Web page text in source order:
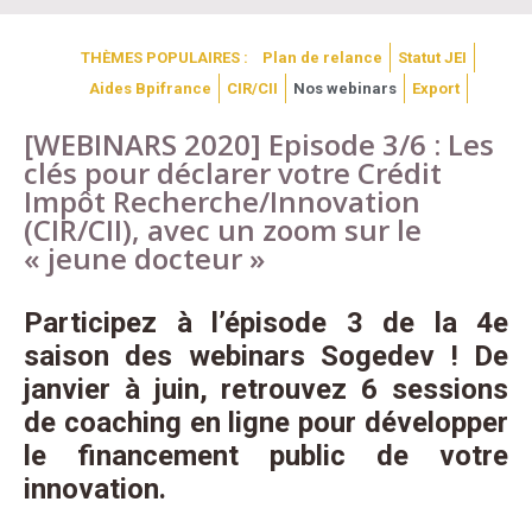
THÈMES POPULAIRES : Plan de relance
Statut JEI
Aides Bpifrance
CIR/CII Nos webinars Export
[WEBINARS 2020] Episode 3/6 : Les
clés pour déclarer votre Crédit
Impôt Recherche/Innovation
(CIR/CII), avec un zoom sur le
« jeune docteur »
Participez à l’épisode 3 de la 4e
saison des webinars Sogedev ! De
janvier à juin, retrouvez 6 sessions
de coaching en ligne pour développer
le financement public de votre
innovation.